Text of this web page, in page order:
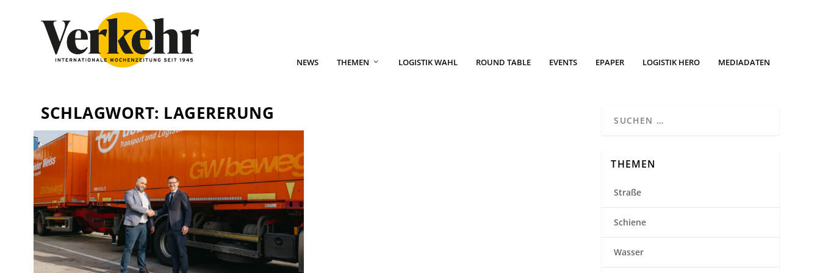
NEWS THEMEN LOGISTIK WAHL ROUND TABLE EVENTS EPAPER LOGISTIK HERO MEDIADATEN
SCHLAGWORT: LAGERERUNG
THEMEN
Straße
Schiene
Wasser